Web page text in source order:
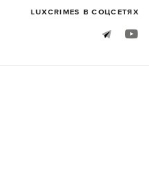
LUXСRIMES В СОЦСЕТЯХ